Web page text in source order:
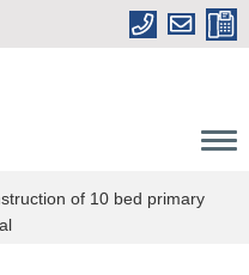
of 10 bed primary